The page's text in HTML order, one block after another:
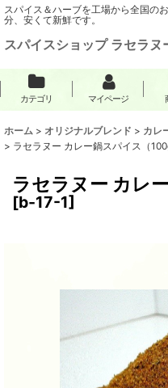
スパイス＆ハーブを工場から全国の
分、安くて新鮮です。
スパイスショップ ラセラヌ
カテゴリ マイページ
ホーム > オリジナルブレンド > カレ
> ラセラヌー カレー鍋スパイス（
ラセラヌー カレ
[b-17-1]